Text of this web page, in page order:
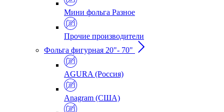
Мини фольга Разное
Прочие производители
Фольга фигурная 20"- 70"
AGURA (Россия)
Anagram (США)